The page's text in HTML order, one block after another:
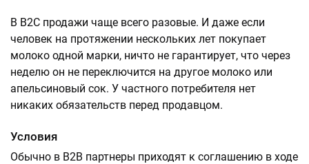
В B2C продажи чаще всего разовые. И даже если
человек на протяжении нескольких лет покупает
молоко одной марки, ничто не гарантирует, что через
неделю он не переключится на другое молоко или
апельсиновый сок. У частного потребителя нет
никаких обязательств перед продавцом.
Условия
Обычно в B2B партнеры приходят к соглашению в ходе